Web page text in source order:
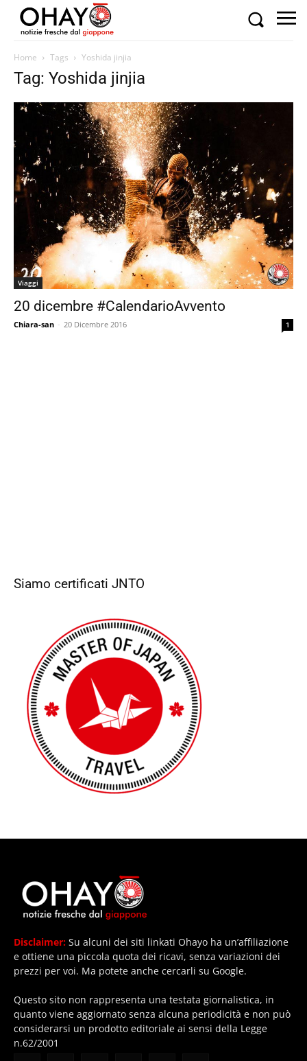
Home Tags Yoshida jinjia
Tag: Yoshida jinjia
Viaggi
20 dicembre #CalendarioAvvento
Chiara-san - 20 Dicembre 2016 1
Siamo certificati JNTO
Disclaimer: Su alcuni dei siti linkati Ohayo ha un’affiliazione
e ottiene una piccola quota dei ricavi, senza variazioni dei
prezzi per voi. Ma potete anche cercarli su Google.
Questo sito non rappresenta una testata giornalistica, in
quanto viene aggiornato senza alcuna periodicità e non può
considerarsi un prodotto editoriale ai sensi della Legge
n.62/2001